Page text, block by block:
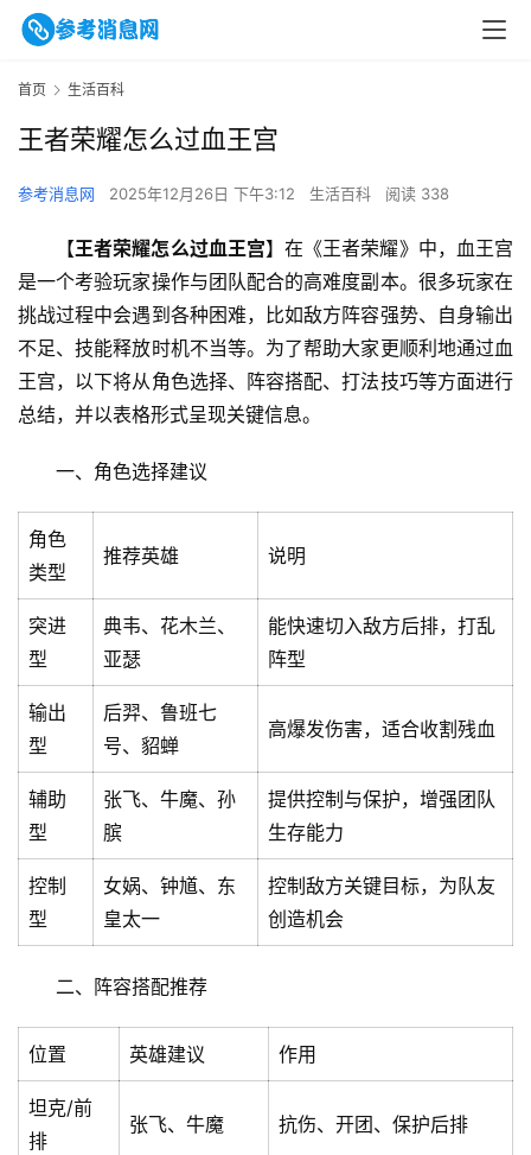
首页 生活百科
王者荣耀怎么过血王宫
参考消息网 2025年12月26日 下午3:12 生活百科 阅读 338
【王者荣耀怎么过血王宫】在《王者荣耀》中，血王宫
是一个考验玩家操作与团队配合的高难度副本。很多玩家在
挑战过程中会遇到各种困难，比如敌方阵容强势、自身输出
不足、技能释放时机不当等。为了帮助大家更顺利地通过血
王宫，以下将从角色选择、阵容搭配、打法技巧等方面进行
总结，并以表格形式呈现关键信息。
一、角色选择建议
角色
类型
推荐英雄 说明
突进
型
典韦、花木兰、
亚瑟
能快速切入敌方后排，打乱
阵型
输出
型
后羿、鲁班七
号、貂蝉
高爆发伤害，适合收割残血
辅助
型
张飞、牛魔、孙
膑
提供控制与保护，增强团队
生存能力
控制
型
女娲、钟馗、东
皇太一
控制敌方关键目标，为队友
创造机会
二、阵容搭配推荐
位置 英雄建议 作用
坦克/前
排
张飞、牛魔 抗伤、开团、保护后排